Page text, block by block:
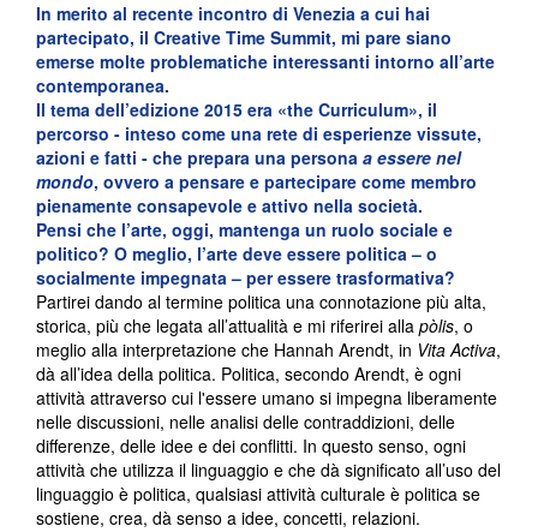
In merito al recente incontro di Venezia a cui hai
partecipato, il Creative Time Summit, mi pare siano
emerse molte problematiche interessanti intorno all’arte
contemporanea.
Il tema dell’edizione 2015 era «the Curriculum», il
percorso - inteso come una rete di esperienze vissute,
azioni e fatti - che prepara una persona a essere nel
mondo, ovvero a pensare e partecipare come membro
pienamente consapevole e attivo nella società.
Pensi che l’arte, oggi, mantenga un ruolo sociale e
politico? O meglio, l’arte deve essere politica – o
socialmente impegnata – per essere trasformativa?
Partirei dando al termine politica una connotazione più alta,
storica, più che legata all’attualità e mi riferirei alla pòlis, o
meglio alla interpretazione che Hannah Arendt, in Vita Activa,
dà all’idea della politica. Politica, secondo Arendt, è ogni
attività attraverso cui l'essere umano si impegna liberamente
nelle discussioni, nelle analisi delle contraddizioni, delle
differenze, delle idee e dei conflitti. In questo senso, ogni
attività che utilizza il linguaggio e che dà significato all’uso del
linguaggio è politica, qualsiasi attività culturale è politica se
sostiene, crea, dà senso a idee, concetti, relazioni.